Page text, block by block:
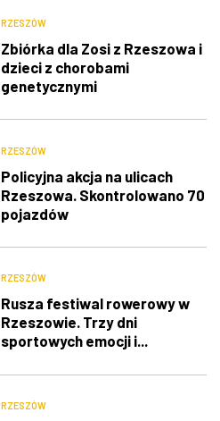
RZESZÓW
Zbiórka dla Zosi z Rzeszowa i
dzieci z chorobami
genetycznymi
RZESZÓW
Policyjna akcja na ulicach
Rzeszowa. Skontrolowano 70
pojazdów
RZESZÓW
Rusza festiwal rowerowy w
Rzeszowie. Trzy dni
sportowych emocji i...
RZESZÓW